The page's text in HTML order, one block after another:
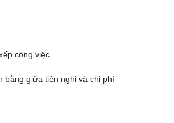
công việc.
bằng giữa tiện nghi và chi phí